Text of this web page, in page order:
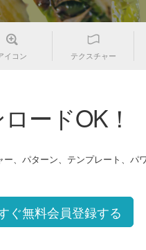
イコン テクスチャー
ードOK！
、パターン、テンプレート、
ぐ無料会員登録する